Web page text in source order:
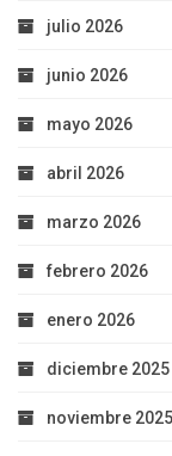
julio 2026
junio 2026
mayo 2026
abril 2026
marzo 2026
febrero 2026
enero 2026
diciembre 2025
noviembre 2025